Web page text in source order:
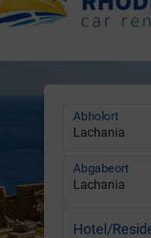
Abholort
Abgabeort
Hotel/